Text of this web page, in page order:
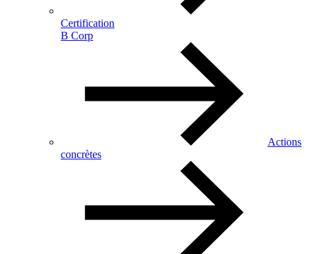
Certification
B Corp
Actions
concrètes